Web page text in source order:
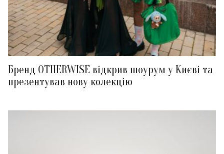
Бренд OTHERWISE відкрив шоурум у Києві та
презентував нову колекцію